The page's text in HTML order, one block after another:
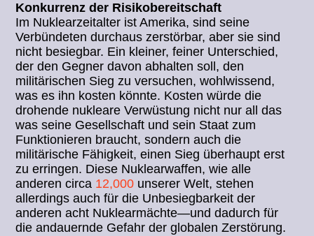
Konkurrenz der Risikobereitschaft
Im Nuklearzeitalter ist Amerika, sind seine
Verbündeten durchaus zerstörbar, aber sie sind
nicht besiegbar. Ein kleiner, feiner Unterschied,
der den Gegner davon abhalten soll, den
militärischen Sieg zu versuchen, wohlwissend,
was es ihn kosten könnte. Kosten würde die
drohende nukleare Verwüstung nicht nur all das
was seine Gesellschaft und sein Staat zum
Funktionieren braucht, sondern auch die
militärische Fähigkeit, einen Sieg überhaupt erst
zu erringen. Diese Nuklearwaffen, wie alle
anderen circa 12,000 unserer Welt, stehen
allerdings auch für die Unbesiegbarkeit der
anderen acht Nuklearmächte—und dadurch für
die andauernde Gefahr der globalen Zerstörung.